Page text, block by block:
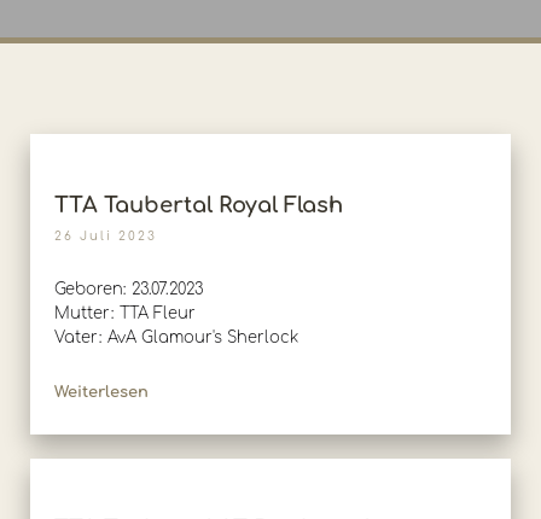
TTA Taubertal Royal Flash
26 Juli 2023
Geboren: 23.07.2023
Mutter: TTA Fleur
Vater: AvA Glamour's Sherlock
Weiterlesen